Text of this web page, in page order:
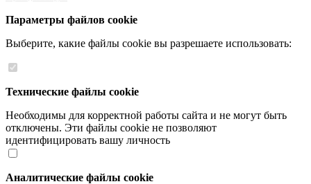
Параметры файлов cookie
Выберите, какие файлы cookie вы разрешаете использовать:
Технические файлы cookie
Необходимы для корректной работы сайта и не могут быть
отключены. Эти файлы cookie не позволяют
идентифицировать вашу личность
Аналитические файлы cookie